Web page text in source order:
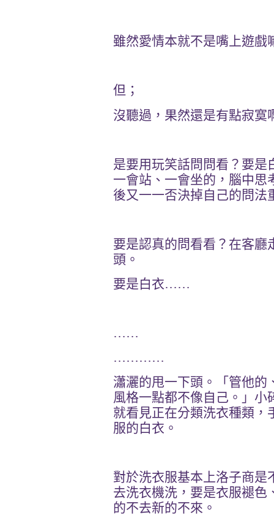
雖然愛情本就不是嘴上遊戲
但；
沒聽過，果然還是有點寂寞
是要用玩笑話問問看？要是
一會站、一會坐的，腦中思
後又一一否決掉自己的問法
要是認真的問看看？在客廳
頭。
要是白衣……
……
…………
瀟灑的甩一下頭。「管他的
風格一點都不像自己。」小
就看見正在分類洗衣種類，
服的白衣。
對於洗衣服基本上洛子商是
去洗衣機洗，要是衣服褪色
的不去新的不來。